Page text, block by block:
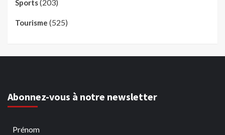
Sports(203)
Tourisme (525)
Abonnez-vous à notre newsletter
Prénom